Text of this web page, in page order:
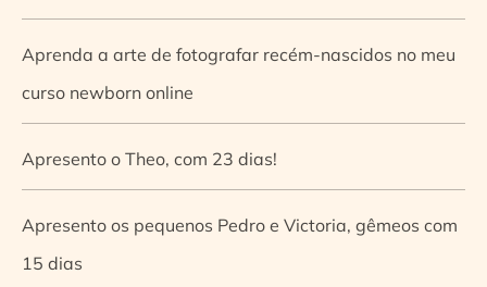
Aprenda a arte de fotografar recém-nascidos no meu
curso newborn online
Apresento o Theo, com 23 dias!
Apresento os pequenos Pedro e Victoria, gêmeos com
15 dias